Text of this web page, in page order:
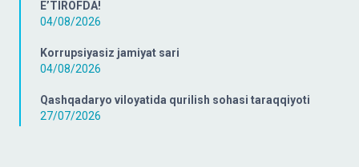
E’TIROFDA!
04/08/2026
Korrupsiyasiz jamiyat sari
04/08/2026
Qashqadaryo viloyatida qurilish sohasi taraqqiyoti
27/07/2026